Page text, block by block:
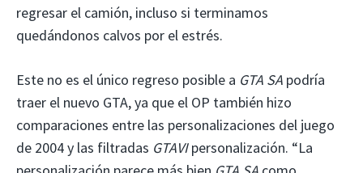
regresar el camión, incluso si terminamos
quedándonos calvos por el estrés.
Este no es el único regreso posible a GTA SA podría
traer el nuevo GTA, ya que el OP también hizo
comparaciones entre las personalizaciones del juego
de 2004 y las filtradas GTAVIpersonalización. “La